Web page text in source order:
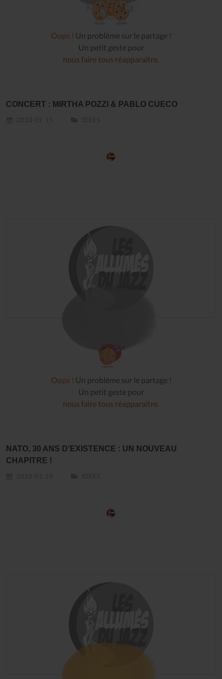
Oops ! Un problème sur le partage !
Un petit geste pour
nous faire tous réapparaître
CONCERT : MIRTHA POZZI & PABLO CUECO
Oops ! Un problème sur le partage !
Un petit geste pour
nous faire tous réapparaître.
NATO, 30 ANS D'EXISTENCE : UN NOUVEAU
CHAPITRE !